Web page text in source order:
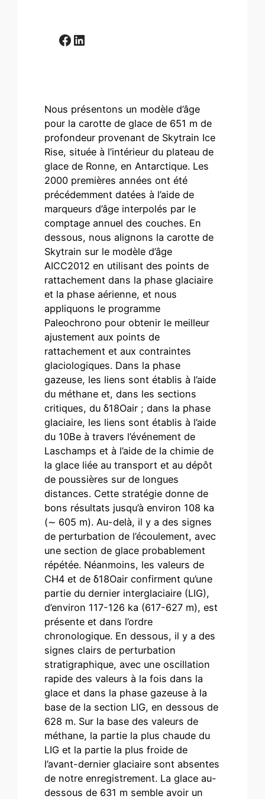
Facebook LinkedIn
Nous présentons un modèle d’âge
pour la carotte de glace de 651 m de
profondeur provenant de Skytrain Ice
Rise, située à l’intérieur du plateau de
glace de Ronne, en Antarctique. Les
2000 premières années ont été
précédemment datées à l’aide de
marqueurs d’âge interpolés par le
comptage annuel des couches. En
dessous, nous alignons la carotte de
Skytrain sur le modèle d’âge
AICC2012 en utilisant des points de
rattachement dans la phase glaciaire
et la phase aérienne, et nous
appliquons le programme
Paleochrono pour obtenir le meilleur
ajustement aux points de
rattachement et aux contraintes
glaciologiques. Dans la phase
gazeuse, les liens sont établis à l’aide
du méthane et, dans les sections
critiques, du δ18Oair ; dans la phase
glaciaire, les liens sont établis à l’aide
du 10Be à travers l’événement de
Laschamps et à l’aide de la chimie de
la glace liée au transport et au dépôt
de poussières sur de longues
distances. Cette stratégie donne de
bons résultats jusqu’à environ 108 ka
(∼ 605 m). Au-delà, il y a des signes
de perturbation de l’écoulement, avec
une section de glace probablement
répétée. Néanmoins, les valeurs de
CH4 et de δ18Oair confirment qu’une
partie du dernier interglaciaire (LIG),
d’environ 117-126 ka (617-627 m), est
présente et dans l’ordre
chronologique. En dessous, il y a des
signes clairs de perturbation
stratigraphique, avec une oscillation
rapide des valeurs à la fois dans la
glace et dans la phase gazeuse à la
base de la section LIG, en dessous de
628 m. Sur la base des valeurs de
méthane, la partie la plus chaude du
LIG et la partie la plus froide de
l’avant-dernier glaciaire sont absentes
de notre enregistrement. La glace au-
dessous de 631 m semble avoir un